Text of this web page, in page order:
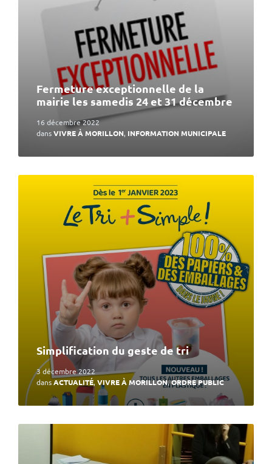
Fermeture exceptionnelle de la
mairie les samedis 24 et 31 décembre
16 décembre 2022
dansVIVRE À MORILLON, INFORMATION MUNICIPALE
Simplification du geste de tri
3 décembre 2022
dansACTUALITÉ,VIVRE À MORILLON,ORDRE PUBLIC
En
En